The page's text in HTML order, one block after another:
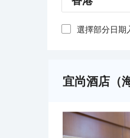
選擇部分日期
宜尚酒店（